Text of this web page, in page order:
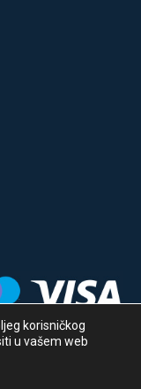
& Development
korisničkog
u vašem web